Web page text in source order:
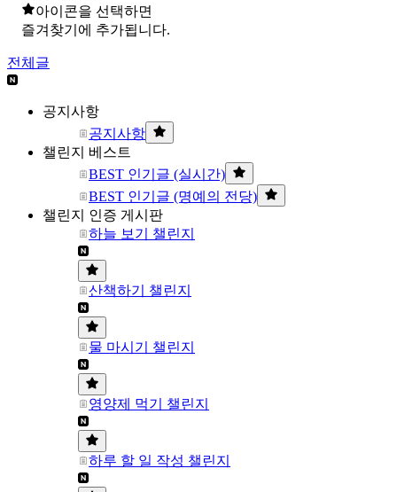
아이콘을 선택하면
즐겨찾기에 추가됩니다.
전체글
공지사항
공지사항
챌린지 베스트
BEST 인기글 (실시간)
BEST 인기글 (명예의 전당)
챌린지 인증 게시판
하늘 보기 챌린지
산책하기 챌린지
물 마시기 챌린지
영양제 먹기 챌린지
하루 할 일 작성 챌린지